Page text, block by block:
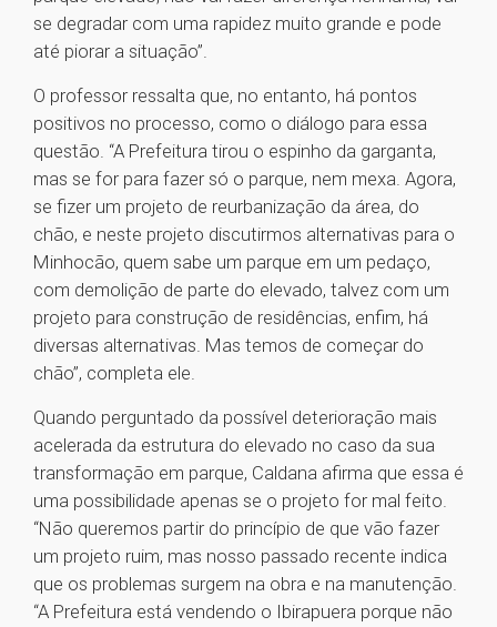
se degradar com uma rapidez muito grande e pode
até piorar a situação”.
O professor ressalta que, no entanto, há pontos
positivos no processo, como o diálogo para essa
questão. “A Prefeitura tirou o espinho da garganta,
mas se for para fazer só o parque, nem mexa. Agora,
se fizer um projeto de reurbanização da área, do
chão, e neste projeto discutirmos alternativas para o
Minhocão, quem sabe um parque em um pedaço,
com demolição de parte do elevado, talvez com um
projeto para construção de residências, enfim, há
diversas alternativas. Mas temos de começar do
chão”, completa ele.
Quando perguntado da possível deterioração mais
acelerada da estrutura do elevado no caso da sua
transformação em parque, Caldana afirma que essa é
uma possibilidade apenas se o projeto for mal feito.
“Não queremos partir do princípio de que vão fazer
um projeto ruim, mas nosso passado recente indica
que os problemas surgem na obra e na manutenção.
“A Prefeitura está vendendo o Ibirapuera porque não